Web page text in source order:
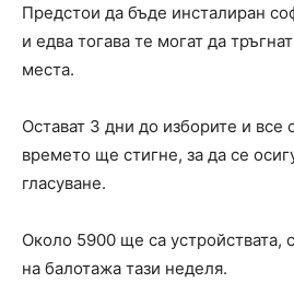
Предстои да бъде инсталиран
и едва тогава те могат да
места.
Остават 3 дни до изборите и все
времето ще стигне, за да се
гласуване.
Около 5900 ще са устройствата,
на балотажа тази неделя.